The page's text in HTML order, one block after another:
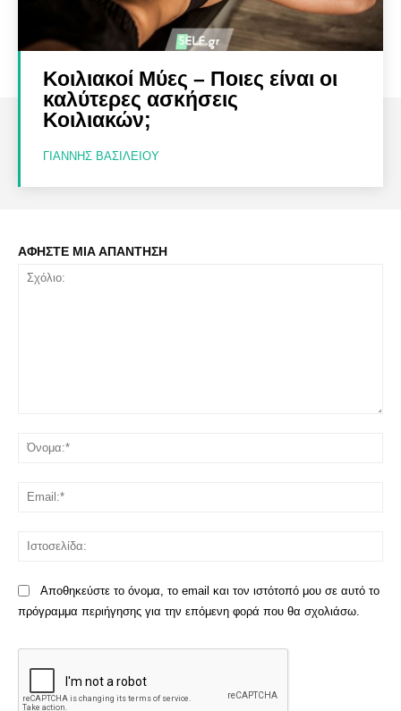
Κοιλιακοί Μύες – Ποιες είναι οι
καλύτερες ασκήσεις
Κοιλιακών;
ΓΙΆΝΝΗΣ ΒΑΣΙΛΕΊΟΥ
ΑΦΗΣΤΕ ΜΙΑ ΑΠΑΝΤΗΣΗ
Αποθηκεύστε το όνομα, το email και τον ιστότοπό μου σε αυτό το
πρόγραμμα περιήγησης για την επόμενη φορά που θα σχολιάσω.